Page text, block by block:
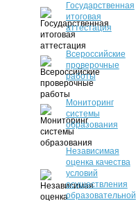
Государственная
итоговая
аттестация
Всероссийские
проверочные
работы
Мониторинг
системы
образования
Независимая
оценка качества
условий
осуществления
образовательной